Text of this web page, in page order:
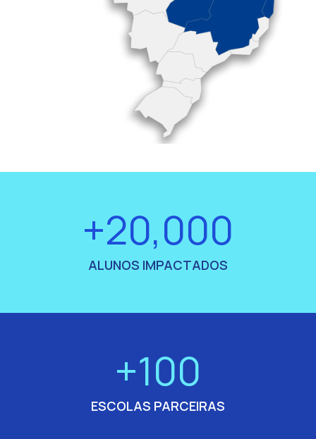
+20,000
ALUNOS IMPACTADOS
+100
ESCOLAS PARCEIRAS